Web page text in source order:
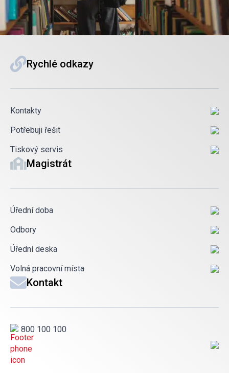
Rychlé odkazy
Kontakty
Potřebuji řešit
Tiskový servis
Magistrát
Úřední doba
Odbory
Úřední deska
Volná pracovní místa
Kontakt
800 100 100